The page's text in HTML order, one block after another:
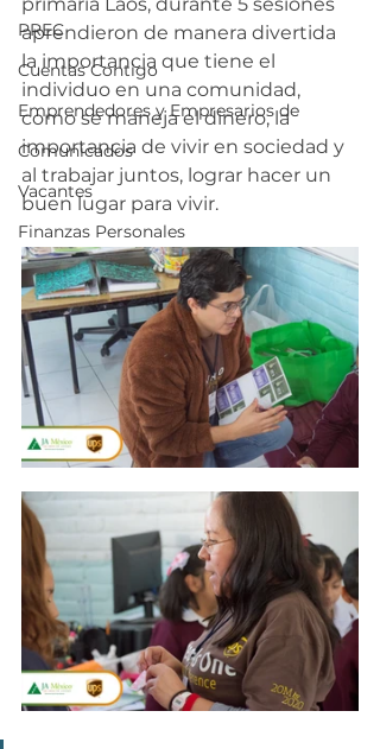
PREC
Cuentas Contigo
Emprendedores y Empresarios de
Comunicados
Vacantes
Finanzas Personales
aprendieron de manera divertida
la importancia que tiene el
individuo en una comunidad,
como se maneja el dinero, la
importancia de vivir en sociedad y
al trabajar juntos, lograr hacer un
buen lugar para vivir.